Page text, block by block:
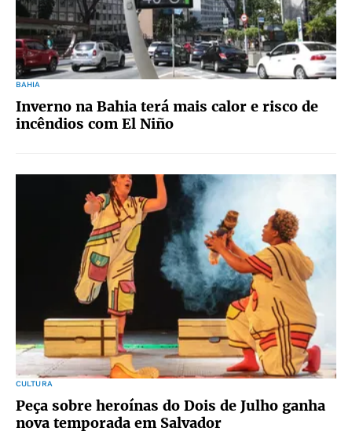
BAHIA
Inverno na Bahia terá mais calor e risco de
incêndios com El Niño
CULTURA
Peça sobre heroínas do Dois de Julho ganha
nova temporada em Salvador